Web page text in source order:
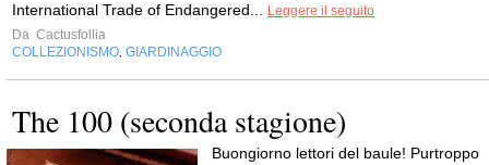
International Trade of Endangered...
Leggere il seguito
Da Cactusfollia
COLLEZIONISMO GIARDINAGGIO
The 100 (seconda stagione)
Buongiorno lettori del baule! Purtroppo